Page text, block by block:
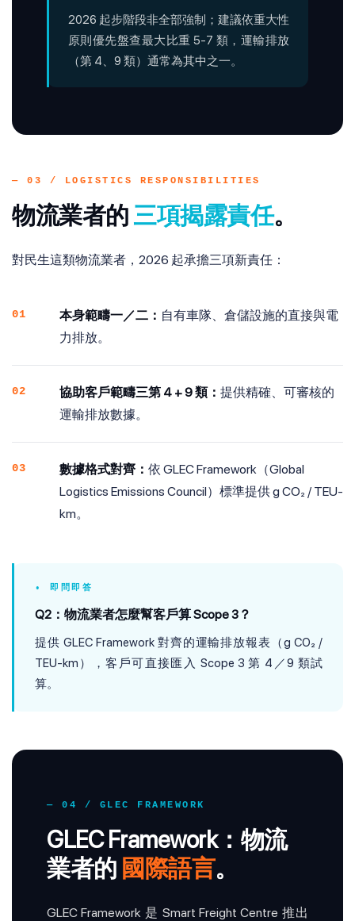
2026 起步階段非全部強制；建議依重大性
原則優先盤查最大比重 5-7 類，運輸排放
（第 4、9 類）通常為其中之一。
— 03 / LOGISTICS RESPONSIBILITIES
物流業者的三項揭露責任。
對民生這類物流業者，2026 起承擔三項新責任：
01 本身範疇一／二： 自有車隊、倉儲設施的直接與電
力排放。
02 協助客戶範疇三第 4 + 9 類： 提供精確、可審核的
運輸排放數據。
03 數據格式對齊： 依 GLEC Framework（Global
Logistics Emissions Council）標準提供 g CO₂ / TEU-
km。
• 即問即答
Q2：物流業者怎麼幫客戶算 Scope 3？
提供 GLEC Framework 對齊的運輸排放報表（g CO₂ /
TEU-km），客戶可直接匯入 Scope 3 第 4／9 類試
算。
— 04 / GLEC FRAMEWORK
GLEC Framework：物流
業者的 國際語言。
GLEC Framework 是 Smart Freight Centre 推出